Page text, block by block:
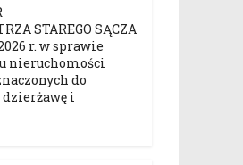
STAREGO SĄCZA
r. w sprawie
nieruchomości
do
i